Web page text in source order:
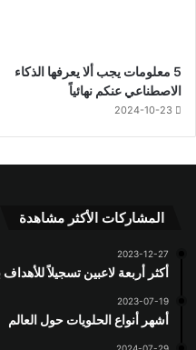
5 معلومات يجب ألا يعرفها الذكاء
الاصطناعي عنكم نهائياً
2024-10-23
المشاركات الأكثر مشاهدة
2023-12-27
أكثر أربعة لاعبين تسجيلاً
2023-07-19
أشهر أنواع الحلويات حول العالم